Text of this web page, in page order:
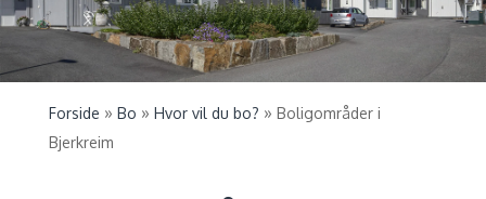
Forside » Bo » Hvor vil du bo? » Boligområder i
Bjerkreim